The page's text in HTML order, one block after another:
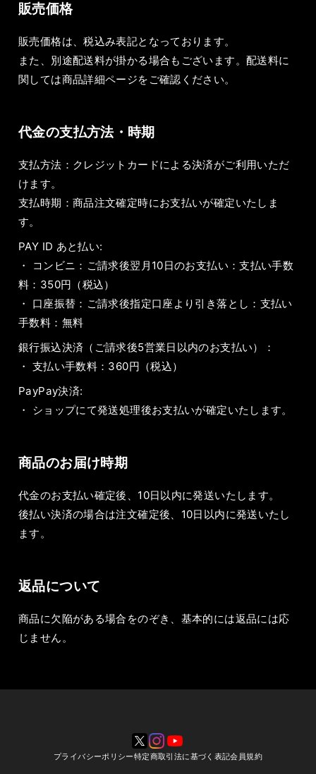
販売価格
販売価格は、税込み表記となっております。
また、別途配送料が掛かる場合もございます。配送料に
関しては商品詳細ページをご確認ください。
代金の支払方法・時期
支払方法：クレジットカードによる決済がご利用いただ
けます。
支払時期：商品注文確定時にお支払いが確定いたしま
す。
PAY ID あと払い:
・ コンビニ：ご請求後翌月10日のお支払い：支払い手数
料：350円（税込）
・ 口座振替：ご請求後指定口座より引き落とし：支払い
手数料：無料
銀行振込決済（ご請求後5営業日以内のお支払い）：
・ 支払い手数料：360円（税込）
PayPay決済:
・ ショップにて発送処理後お支払いが確定いたします。
商品のお届け時期
代金のお支払い確定後、10日以内に発送いたします。
後払い決済の場合は注文確定後、10日以内に発送いたし
ます。
返品について
商品に欠陥がある場合をのぞき、基本的には返品には応
じません。
プライバシーポリシー特定商取引法に基づく表記会員規約